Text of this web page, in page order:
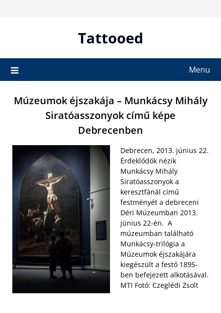
Tattooed
Menu
Múzeumok éjszakája – Munkácsy Mihály
Siratóasszonyok című képe
Debrecenben
Debrecen, 2013. június 22.
Érdeklődők nézik
Munkácsy Mihály
Siratóasszonyok a
keresztfánál című
festményét a debreceni
Déri Múzeumban 2013.
június 22-én. A
múzeumban található
Munkácsy-trilógia a
Múzeumok éjszakájára
kiegészült a festő 1895-
ben befejezett alkotásával.
MTI Fotó: Czeglédi Zsolt